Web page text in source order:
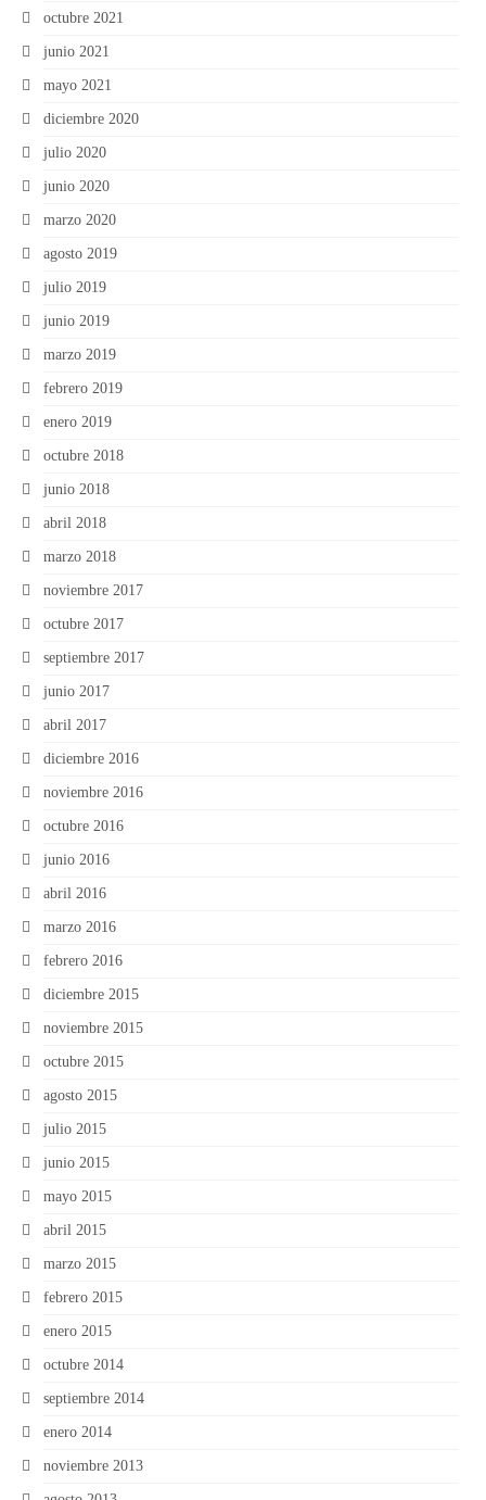
octubre 2021
junio 2021
mayo 2021
diciembre 2020
julio 2020
junio 2020
marzo 2020
agosto 2019
julio 2019
junio 2019
marzo 2019
febrero 2019
enero 2019
octubre 2018
junio 2018
abril 2018
marzo 2018
noviembre 2017
octubre 2017
septiembre 2017
junio 2017
abril 2017
diciembre 2016
noviembre 2016
octubre 2016
junio 2016
abril 2016
marzo 2016
febrero 2016
diciembre 2015
noviembre 2015
octubre 2015
agosto 2015
julio 2015
junio 2015
mayo 2015
abril 2015
marzo 2015
febrero 2015
enero 2015
octubre 2014
septiembre 2014
enero 2014
noviembre 2013